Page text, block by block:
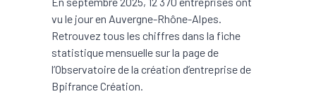
vu le jour en Auvergne-Rhône-Alpes.
Retrouvez tous les chiffres dans la fiche
statistique mensuelle sur la page de
l’Observatoire de la création d’entreprise de
Bpifrance Création.